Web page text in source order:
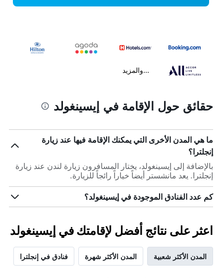
...والمزيد
حقائق حول الإقامة في إيسينغولد
ما هي المدن الأخرى التي يمكنك الإقامة فيها عند زيارة
إنجلترا؟
بالإضافة إلى إيسينغولد، يختار المسافرون زيارة لندن عند زيارة
إنجلترا. يعد مانشستر أيضاً خياراً رائجاً للزيارة.
كم عدد الفنادق الموجودة في إيسينغولد؟
اعثر على نتائج أفضل لإقامتك في إيسينغولد
المدن الأكثر شعبية المدن الأكثر شهرة فنادق في إنجلترا